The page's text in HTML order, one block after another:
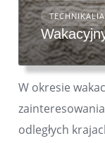
TECHNIKALIA
W okresie
odległych